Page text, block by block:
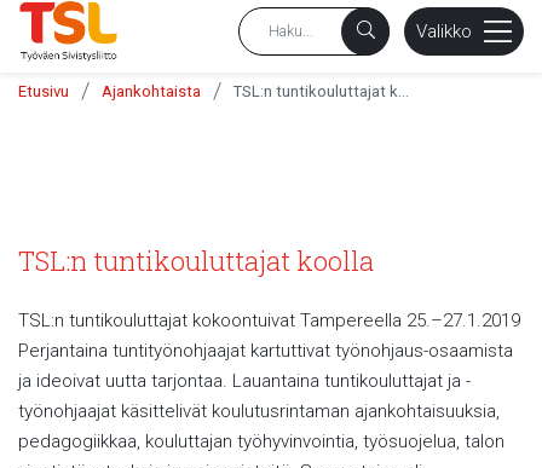
Valikko
Etusivu / Ajankohtaista /
TSL:n tuntikouluttajat koolla
TSL:n tuntikouluttajat kokoontuivat Tampereella 25.–27.1.2019
Perjantaina tuntityönohjaajat kartuttivat työnohjaus-osaamista
ja ideoivat uutta tarjontaa. Lauantaina tuntikouluttajat ja -
työnohjaajat käsittelivät koulutusrintaman ajankohtaisuuksia,
pedagogiikkaa, kouluttajan työhyvinvointia, työsuojelua, talon